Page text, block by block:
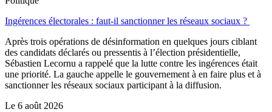
Ingérences électorales : faut-il sanctionner les réseaux sociaux ?
Après trois opérations de désinformation en quelques jours ciblant
des candidats déclarés ou pressentis à l’élection présidentielle,
Sébastien Lecornu a rappelé que la lutte contre les ingérences était
une priorité. La gauche appelle le gouvernement à en faire plus et à
sanctionner les réseaux sociaux participant à la diffusion.
Le 6 août 2026